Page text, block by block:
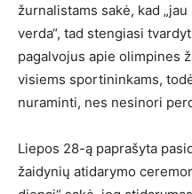
žurnalistams sakė, kad
verda“, tad stengiasi
pagalvojus apie olimpines
visiems sportininkams,
nuraminti, nes nesinori
Liepos 28-ą paprašyta
žaidynių atidarymo